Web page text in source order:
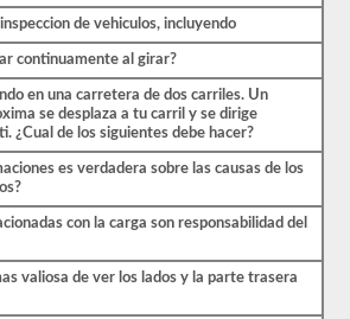
de vehiculos, incluyendo
continuamente al girar?
en una carretera de dos carriles. Un
se desplaza a tu carril y se dirige
¿Cual de los siguientes debe hacer?
es verdadera sobre las causas de los
con la carga son responsabilidad del
valiosa de ver los lados y la parte trasera